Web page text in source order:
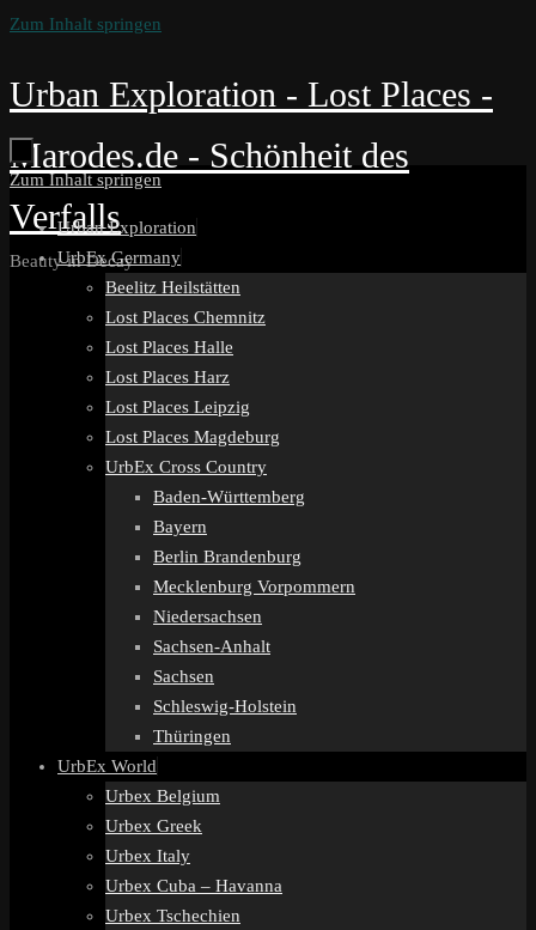
Zum Inhalt springen
Urban Exploration - Lost Places -
Marodes.de - Schönheit des
Verfalls
Beauty in Decay
Zum Inhalt springen
Urban Exploration
UrbEx Germany
Beelitz Heilstätten
Lost Places Chemnitz
Lost Places Halle
Lost Places Harz
Lost Places Leipzig
Lost Places Magdeburg
UrbEx Cross Country
Baden-Württemberg
Bayern
Berlin Brandenburg
Mecklenburg Vorpommern
Niedersachsen
Sachsen-Anhalt
Sachsen
Schleswig-Holstein
Thüringen
UrbEx World
Urbex Belgium
Urbex Greek
Urbex Italy
Urbex Cuba – Havanna
Urbex Tschechien